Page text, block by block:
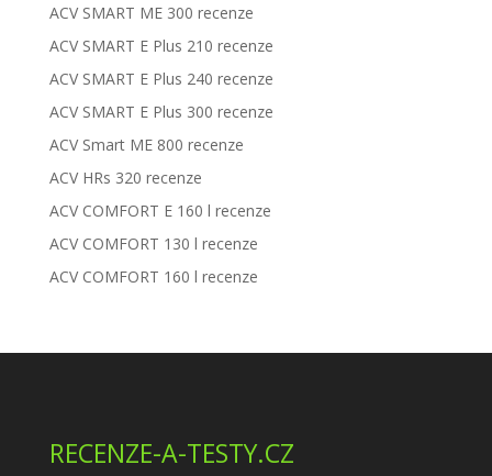
ACV SMART ME 300 recenze
ACV SMART E Plus 210 recenze
ACV SMART E Plus 240 recenze
ACV SMART E Plus 300 recenze
ACV Smart ME 800 recenze
ACV HRs 320 recenze
ACV COMFORT E 160 l recenze
ACV COMFORT 130 l recenze
ACV COMFORT 160 l recenze
RECENZE-A-TESTY.CZ